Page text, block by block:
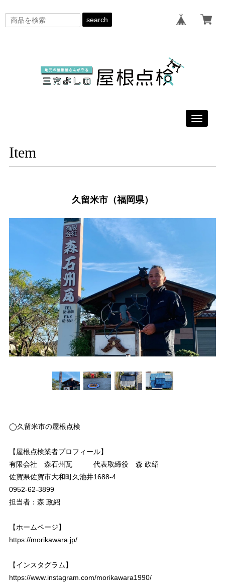
search
Toggle
Item
久留米市（福岡県）
◯久留米市の屋根点検
【屋根点検業者プロフィール】
有限会社 森石州瓦 代表取締役 森 政紹
佐賀県佐賀市大和町久池井1688-4
0952-62-3899
担当者：森 政紹
【ホームページ】
https://morikawara.jp/
【インスタグラム】
https://www.instagram.com/morikawara1990/